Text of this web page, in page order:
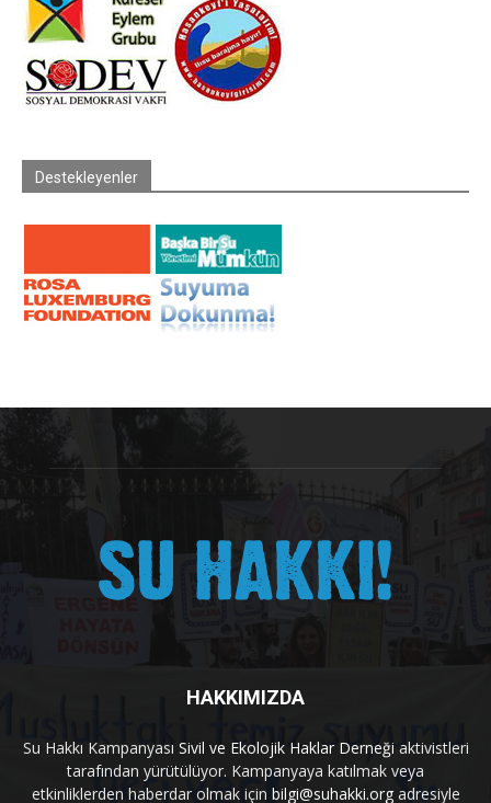
Destekleyenler
HAKKIMIZDA
Su Hakkı Kampanyası Sivil ve Ekolojik Haklar Derneği aktivistleri
tarafından yürütülüyor. Kampanyaya katılmak veya
etkinliklerden haberdar olmak için bilgi@suhakki.orgadresiyle